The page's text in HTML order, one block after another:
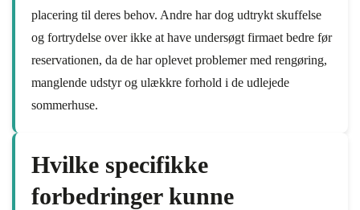
placering til deres behov. Andre har dog udtrykt skuffelse
og fortrydelse over ikke at have undersøgt firmaet bedre før
reservationen, da de har oplevet problemer med rengøring,
manglende udstyr og ulækkre forhold i de udlejede
sommerhuse.
Hvilke specifikke
forbedringer kunne